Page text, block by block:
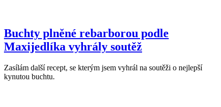
Buchty plněné rebarborou podle
Maxijedlíka vyhrály soutěž
Zasílám další recept, se kterým jsem vyhrál na soutěži o nejlepší
kynutou buchtu.